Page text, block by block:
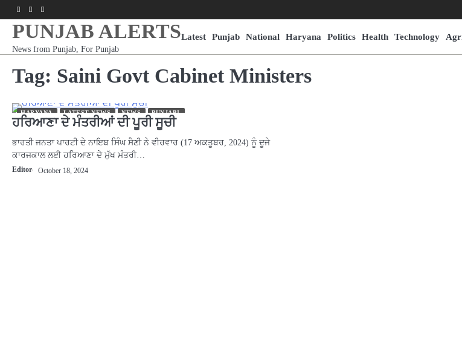
to
content
Facebook
YoutubeInstagram
PUNJAB ALERTS
News from Punjab, For Punjab
Latest Punjab National Haryana Politics Health Technology
Tag: Saini Govt Cabinet Ministers
HARYANA LATEST NEWS NEWS PUNJABI
ਹਰਿਆਣਾ ਦੇ ਮੰਤਰੀਆਂ ਦੀ ਪੂਰੀ ਸੂਚੀ
ਭਾਰਤੀ ਜਨਤਾ ਪਾਰਟੀ ਦੇ ਨਾਇਬ ਸਿੰਘ ਸੈਣੀ ਨੇ ਵੀਰਵਾਰ (17 ਅਕਤੂਬਰ, 2024) ਨੂੰ ਦੂਜੇ
ਕਾਰਜਕਾਲ ਲਈ ਹਰਿਆਣਾ ਦੇ ਮੁੱਖ ਮੰਤਰੀ…
Editor October 18, 2024